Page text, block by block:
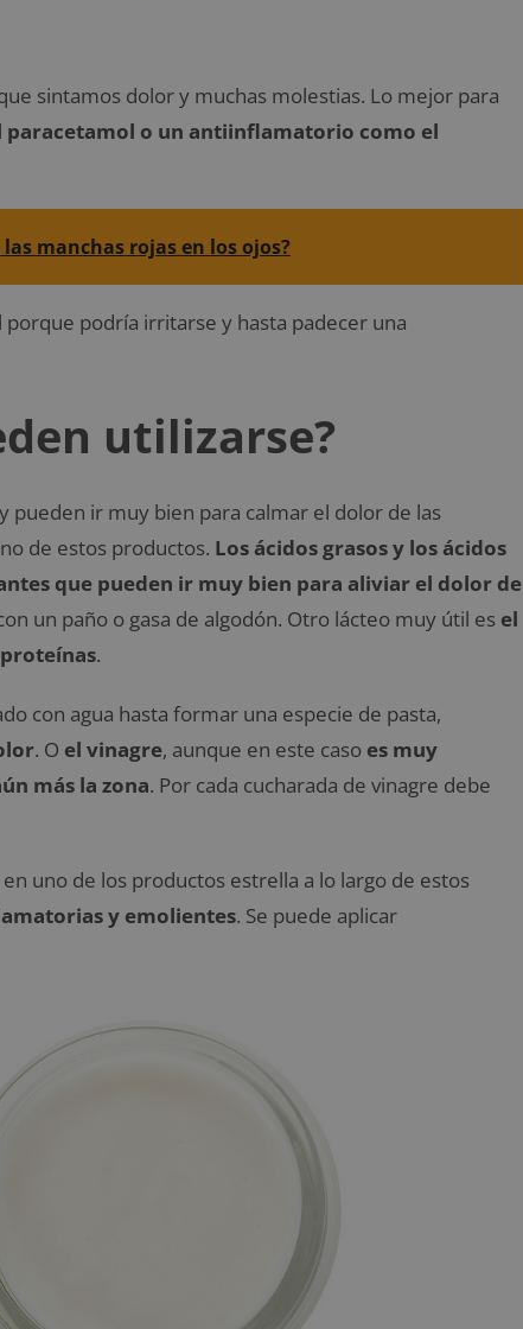
sintamos dolor y muchas molestias. Lo mejor para
paracetamol o un antiinflamatorio como el
manchas rojas en los ojos?
porque podría irritarse y hasta padecer una
utilizarse?
pueden ir muy bien para calmar el dolor de las
de estos productos. Los ácidos grasos y los ácidos
que pueden ir muy bien para aliviar el dolor de
un paño o gasa de algodón. Otro lácteo muy útil es el
.
con agua hasta formar una especie de pasta,
. O el vinagre, aunque en este caso es muy
más la zona. Por cada cucharada de vinagre debe
uno de los productos estrella a lo largo de estos
y emolientes. Se puede aplicar